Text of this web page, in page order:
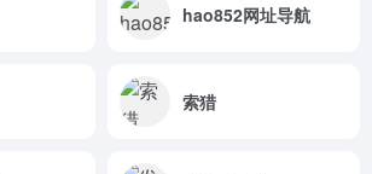
hao852网址导航
索猎